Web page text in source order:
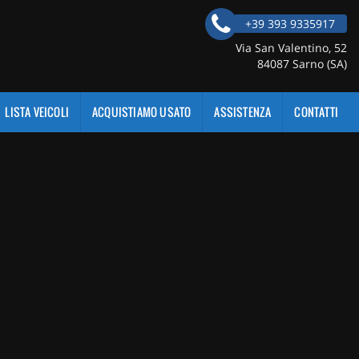
+39 393 9335917
Via San Valentino, 52
84087 Sarno (SA)
LISTA VEICOLI ACQUISTIAMO USATO ASSISTENZA CONTATTI